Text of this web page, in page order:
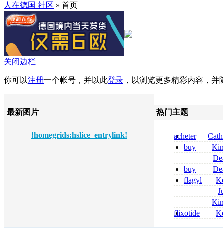
人在德国 社区 » 首页
关闭边栏
你可以注册一个帐号，并以此登录 ，以浏览更多精彩内容，
最新图片
!homegrids:hslice_entrylink!
热门主题
acheter
dapsone site
buy
zolpidem usa
tizanidine
sans
buy
pregabalin
pregabalin
flagyl
online
roxithromycin
sécurité
nolvadex
flixotide